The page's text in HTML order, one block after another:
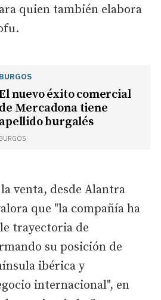
quien también elabora
BURGOS
nuevo éxito comercial
de Mercadona tiene
apellido burgalés
BURGOS
venta, desde Alantra
que "la compañía ha
trayectoria de
su posición de
ibérica y
internacional", en